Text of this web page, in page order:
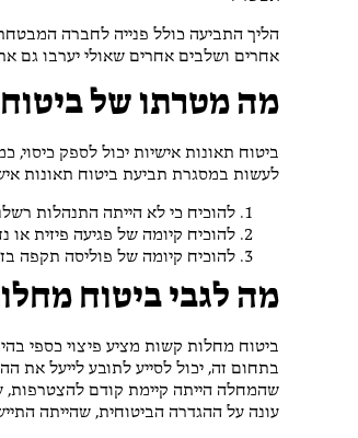
הליך התביעה כולל פנייה לחברה
אחרים ושלבים אחרים שאולי יערבו גם
מה מטרתו של ביטוח
ביטוח תאונות אישיות יכול לספק
לעשות במסגרת תביעת ביטוח תאונות
להוכיח כי לא הייתה התנהלות
להוכיח קיומה של פגיעה פיזית
להוכיח קיומה של פוליסה תקפה
מה לגבי ביטוח
ביטוח מחלות קשות מציע פיצוי כספי
בתחום זה, יכול לסייע לתובע לייעל את
שהמחלה הייתה קיימת קודם
עונה על ההגדרה הביטוחית, שהייתה